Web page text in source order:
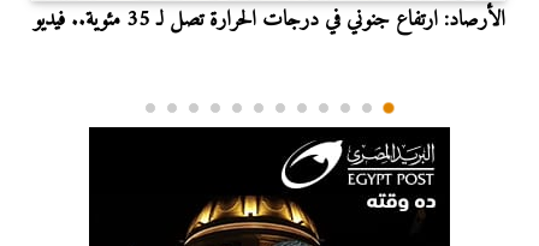
الأرصاد: ارتفاع جنوني في درجات الحرارة تصل لـ 35 مئوية.. فيديو